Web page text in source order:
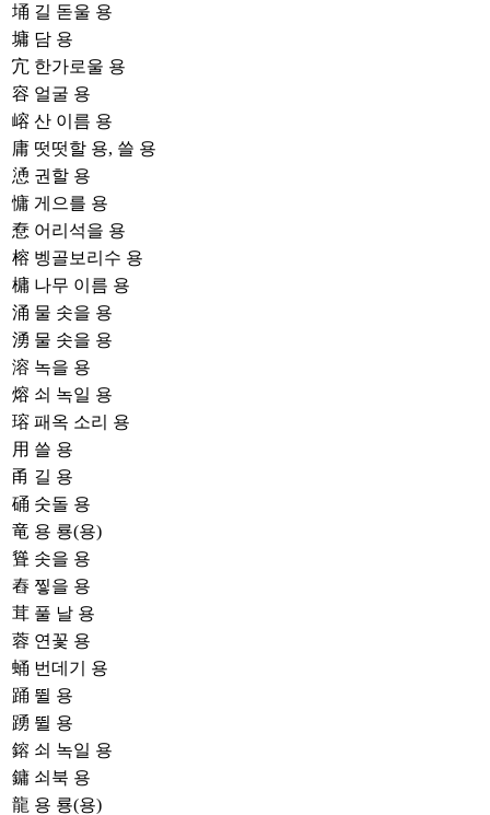
埇 길 돋울 용
墉 담 용
宂 한가로울 용
容 얼굴 용
嵱 산 이름 용
庸 떳떳할 용, 쓸 용
慂 권할 용
慵 게으를 용
憃 어리석을 용
榕 벵골보리수 용
槦 나무 이름 용
涌 물 솟을 용
湧 물 솟을 용
溶 녹을 용
熔 쇠 녹일 용
瑢 패옥 소리 용
用 쓸 용
甬 길 용
硧 숫돌 용
竜 용 룡(용)
聳 솟을 용
舂 찧을 용
茸 풀 날 용
蓉 연꽃 용
蛹 번데기 용
踊 뛸 용
踴 뛸 용
鎔 쇠 녹일 용
鏞 쇠북 용
龍 용 룡(용)